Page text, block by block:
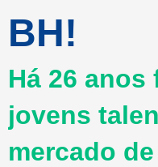
BH!
Há 26 anos
jovens
mercado